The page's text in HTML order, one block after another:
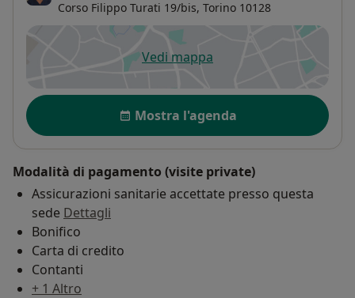
Corso Filippo Turati 19/bis, Torino 10128
Vedi mappasi apre in una nuova scheda
Disponibilità
Mostra l'agenda
Modalità di pagamento (visite private)
Assicurazioni sanitarie accettate presso questa
sede Dettagli
Bonifico
Carta di credito
Contanti
+ 1 Altro